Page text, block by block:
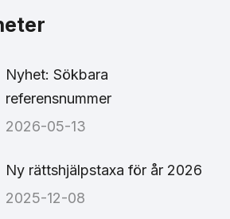
Nyhet: Sökbara
referensnummer
2026-05-13
Ny rättshjälpstaxa för år 2026
2025-12-08